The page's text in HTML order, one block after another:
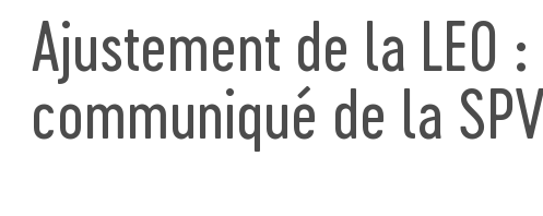
Ajustement de la LEO :
communiqué de la SPV